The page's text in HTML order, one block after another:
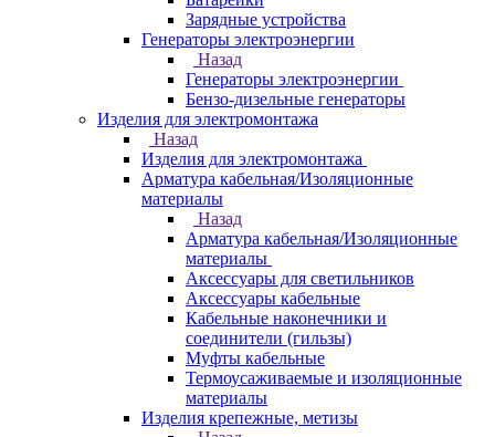
Зарядные устройства
Генераторы электроэнергии
Назад
Генераторы электроэнергии
Бензо-дизельные генераторы
Изделия для электромонтажа
Назад
Изделия для электромонтажа
Арматура кабельная/Изоляционные
материалы
Назад
Арматура кабельная/Изоляционные
материалы
Аксессуары для светильников
Аксессуары кабельные
Кабельные наконечники и
соединители (гильзы)
Муфты кабельные
Термоусаживаемые и изоляционные
материалы
Изделия крепежные, метизы